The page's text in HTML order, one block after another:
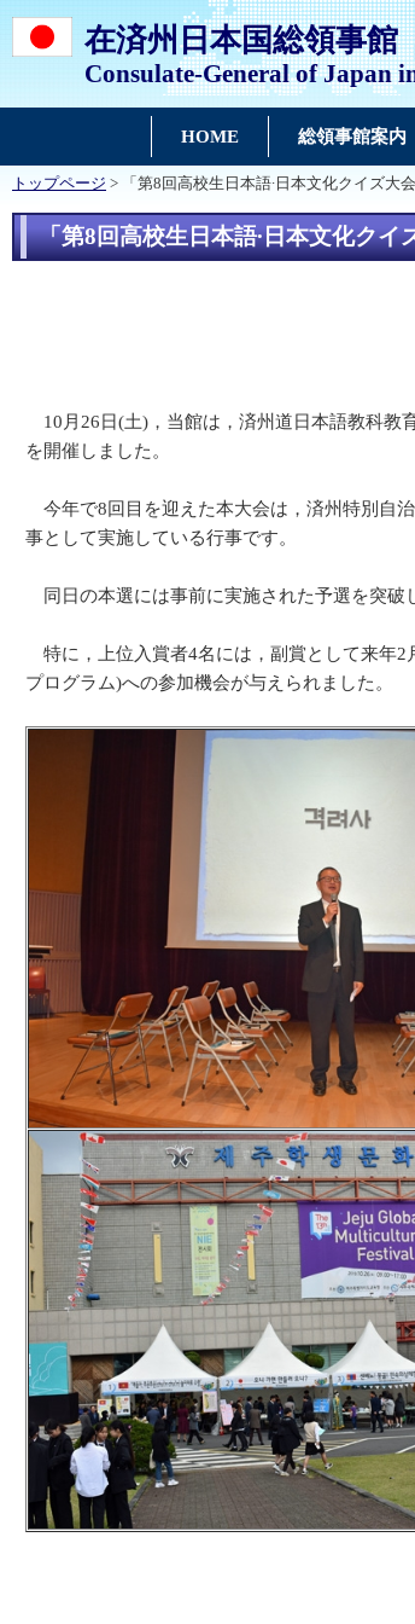
在済州日本国総領事館
Consulate-General of Japan
HOME 総領事館案内
トップページ > 「第8回高校生日本語∙日本文化クイズ大
「第8回高校生日本語∙日本文化ク
10月26日(土)，当館は，済州道日本語教科教
を開催しました。
今年で8回目を迎えた本大会は，済州特別自
事として実施している行事です。
同日の本選には事前に実施された予選を突破
特に，上位入賞者4名には，副賞として来年2
プログラム)への参加機会が与えられました。